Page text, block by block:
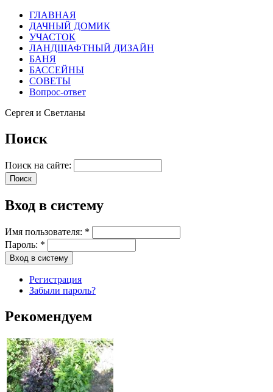
ГЛАВНАЯ
ДАЧНЫЙ ДОМИК
УЧАСТОК
ЛАНДШАФТНЫЙ ДИЗАЙН
БАНЯ
БАССЕЙНЫ
СОВЕТЫ
Вопрос-ответ
Сергея и Светланы
Поиск
Поиск на сайте:
Вход в систему
Имя пользователя: *
Пароль: *
Регистрация
Забыли пароль?
Рекомендуем